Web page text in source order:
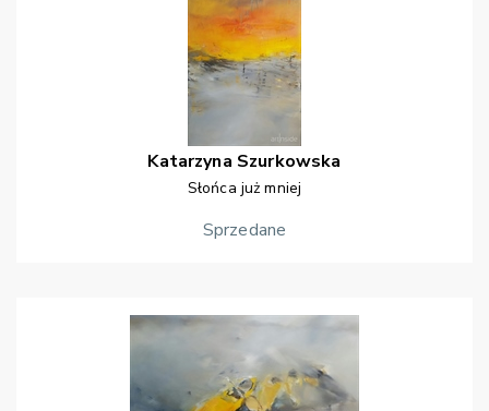
Katarzyna Szurkowska
Słońca już mniej
Sprzedane